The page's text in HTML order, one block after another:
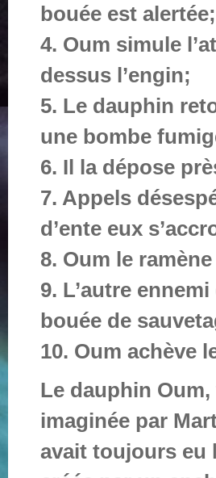
bouée est alertée;
4. Oum simule
dessus l’engin;
5. Le dauphin
une bombe
6. Il la dépose
7. Appels
d’ente eux
8. Oum le
9. L’autre
bouée de
10. Oum achève
Le dauphin
imaginée par
avait toujours eu